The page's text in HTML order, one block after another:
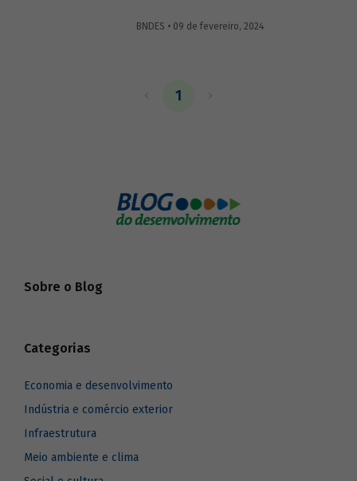
BNDES • 09 de fevereiro, 2024
1
Sobre o Blog
Categorias
Economia e desenvolvimento
Indústria e comércio exterior
Infraestrutura
Meio ambiente e clima